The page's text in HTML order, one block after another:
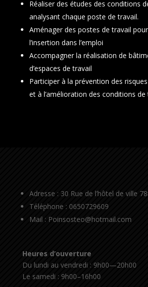
Réaliser des études des conditions
analysant chaque poste de travail.
Aménager des postes de travail
l’insertion dans l’emploi
Accompagner la réalisation de
d’espaces de travail
Participer à la prévention des
et à l’amélioration des conditions de
Adresse : 30 Rue de l’hôtel de ville
Téléphone : 0650729609
Mail : Poinsosteo@hotmail.com
Heures d’ouverture
Du lundi au vendredi : 9h00—20h00
Le samedi : 9h00–16h00